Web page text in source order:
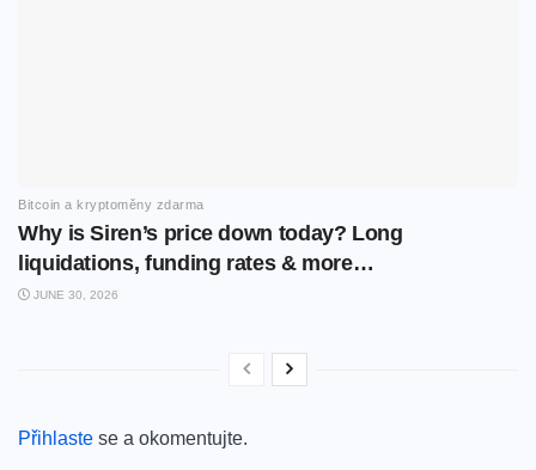
Bitcoin a kryptoměny zdarma
Why is Siren’s price down today? Long
liquidations, funding rates & more…
JUNE 30, 2026
Přihlaste se a okomentujte.